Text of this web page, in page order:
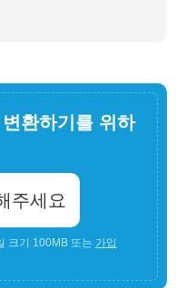
환하기를 위하
주세요
크기 100MB 또는 가입